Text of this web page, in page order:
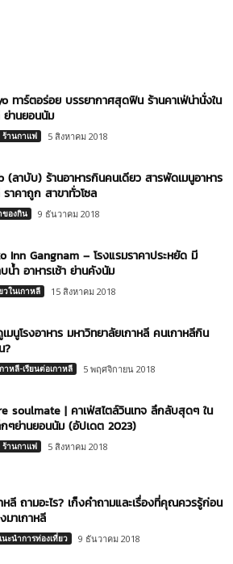
ทาร์ตอร่อย บรรยากาศสุดฟิน ร้านคาเฟ่น่านั่งใน
ย่านยอนนัม
ร้านกาแฟ 5 สิงหาคม 2018
(ลาบับ) ร้านอาหารกินคนเดียว สารพัดเมนูอาหาร
ราคาถูก สาขาทั่วโซล
องกิน 9 ธันวาคม 2018
Inn Gangnam – โรงแรมราคาประหยัด มี
น้ำ อาหารเช้า ย่านคังนัม
วในเกาหลี 15 สิงหาคม 2018
มนูโรงอาหาร มหาวิทยาลัยเกาหลี คนเกาหลีกิน
?
าหลี-เรียนต่อเกาหลี 5 พฤศจิกายน 2018
soulmate | คาเฟ่สไตล์วินเทจ ลึกลับสุดๆ ใน
ๆย่านยอนนัม (อัปเดต 2023)
ร้านกาแฟ 5 สิงหาคม 2018
หลี ถามอะไร? เก็งคำถามและเรื่องที่คุณควรรู้ก่อน
มาเกาหลี
ะนำการท่องเที่ยว 9 ธันวาคม 2018